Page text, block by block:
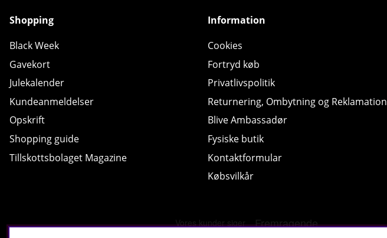
Shopping
Black Week
Gavekort
Julekalender
Kundeanmeldelser
Opskrift
Shopping guide
Tillskottsbolaget Magazine
Information
Cookies
Fortryd køb
Privatlivspolitik
Returnering, Ombytning og Reklamation
Blive Ambassadør
Fysiske butik
Kontaktformular
Købsvilkår